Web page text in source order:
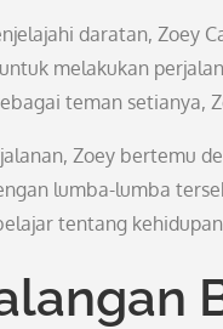
daratan, Zoey
melakukan
teman setianya,
Zoey bertemu
lumba-lumba
tentang